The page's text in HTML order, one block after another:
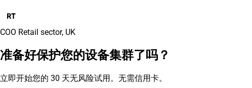
RT
COO Retail sector, UK
准备好保护您的设备集群了吗？
立即开始您的 30 天无风险试用。无需信用卡。